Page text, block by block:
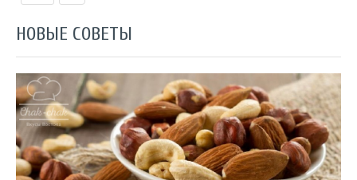
НОВЫЕ СОВЕТЫ